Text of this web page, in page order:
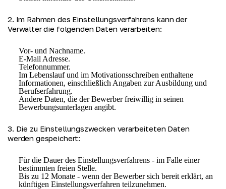
2. Im Rahmen des Einstellungsverfahrens kann der
Verwalter die folgenden Daten verarbeiten:
Vor- und Nachname.
E-Mail Adresse.
Telefonnummer.
Im Lebenslauf und im Motivationsschreiben enthaltene
Informationen, einschließlich Angaben zur Ausbildung und
Berufserfahrung.
Andere Daten, die der Bewerber freiwillig in seinen
Bewerbungsunterlagen angibt.
3. Die zu Einstellungszwecken verarbeiteten Daten
werden gespeichert:
Für die Dauer des Einstellungsverfahrens - im Falle einer
bestimmten freien Stelle.
Bis zu 12 Monate - wenn der Bewerber sich bereit erklärt, an
künftigen Einstellungsverfahren teilzunehmen.